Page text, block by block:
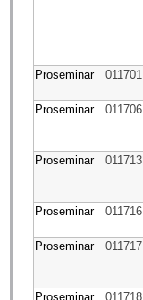
Proseminar
011701
Proseminar
011706
Proseminar
011713
Proseminar
011716
Proseminar
011717
Proseminar
011718